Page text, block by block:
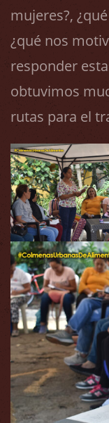
mujeres?,
¿qué nos
responder
obtuvimos
rutas para el